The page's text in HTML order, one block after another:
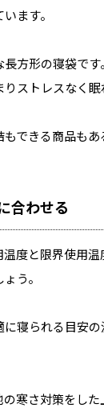
ます。
方形の寝袋で
ストレスなく眠
できる商品も
合わせる
度と限界使用
う。
寝られる目安
寒さ対策をし